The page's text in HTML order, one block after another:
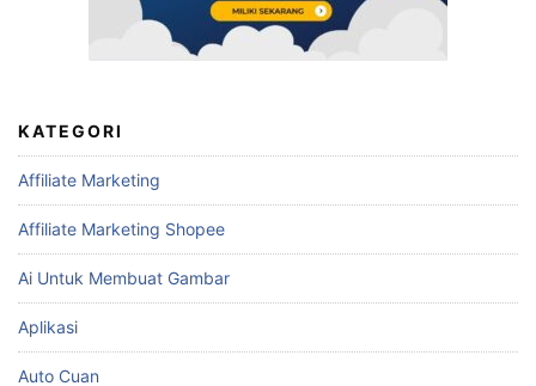
KATEGORI
Affiliate Marketing
Affiliate Marketing Shopee
Ai Untuk Membuat Gambar
Aplikasi
Auto Cuan